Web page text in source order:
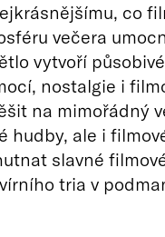
co
večera
vytvoří
nostalgie i
na mimořádný
hudby, ale i
slavné
tria v